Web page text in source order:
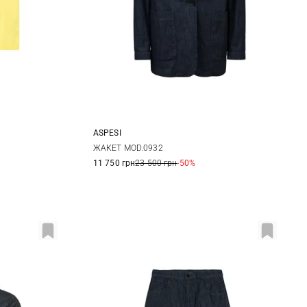
38 40
ASPESI
ЖАКЕТ MOD.0932
11 750 грн23 500 грн-50%